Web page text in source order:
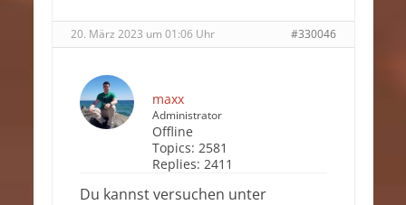
20. März 2023 um 01:06 Uhr #330046
maxx
Administrator
Offline
Topics: 2581
Replies: 2411
Du kannst versuchen unter